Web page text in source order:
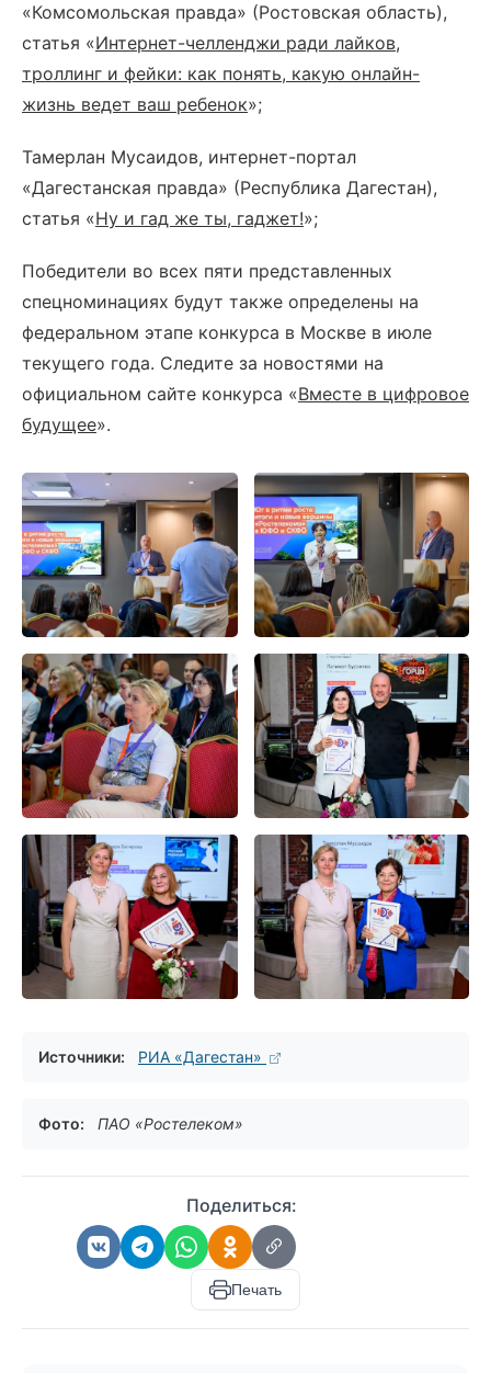
«Комсомольская правда» (Ростовская область),
статья «Интернет-челленджи ради лайков,
троллинг и фейки: как понять, какую онлайн-
жизнь ведет ваш ребенок»;
Тамерлан Мусаидов, интернет-портал
«Дагестанская правда» (Республика Дагестан),
статья «Ну и гад же ты, гаджет!»;
Победители во всех пяти представленных
спецноминациях будут также определены на
федеральном этапе конкурса в Москве в июле
текущего года. Следите за новостями на
официальном сайте конкурса «Вместе в цифровое
будущее».
Источники: РИА «Дагестан»
Фото: ПАО «Ростелеком»
Поделиться:
Печать